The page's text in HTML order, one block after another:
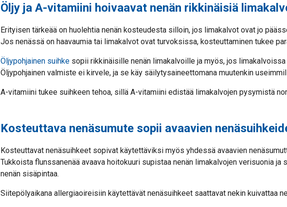
Öljy ja A-vitamiini hoivaavat nenän rikkinäisiä
Erityisen tärkeää on huolehtia nenän kosteudesta silloin, jos limakalvot ovat jo
Jos nenässä on haavaumia tai limakalvot ovat turvoksissa, kosteuttaminen tukee
Öljypohjainen suihke sopii rikkinäisille nenän limakalvoille ja myös, jos limakalvoissa
Öljypohjainen valmiste ei kirvele, ja se käy säilytysaineettomana muutenkin
A-vitamiini tukee suihkeen tehoa, sillä A-vitamiini edistää limakalvojen pysymistä
Kosteuttava nenäsumute sopii avaavien
Kosteuttavat nenäsuihkeet sopivat käytettäviksi myös yhdessä avaavien
Tukkoista flunssanenää avaava hoitokuuri supistaa nenän limakalvojen verisuonia ja
nenän sisäpintaa.
Siitepölyaikana allergiaoireisiin käytettävät nenäsuihkeet saattavat nekin kuivattaa